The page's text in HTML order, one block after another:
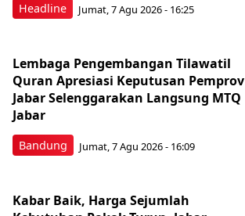
Headline Jumat, 7 Agu 2026 - 16:25
Bandung
Lembaga Pengembangan Tilawatil
Quran Apresiasi Keputusan Pemprov
Jabar Selenggarakan Langsung MTQ
Jabar
Jumat, 7 Agu 2026 - 16:09
Kabar Baik, Harga Sejumlah